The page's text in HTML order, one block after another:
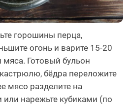
горошины перца,
огонь и варите 15-20
мяса. Готовый бульон
бёдра переложите
мясо разделите на
нарежьте кубиками (по